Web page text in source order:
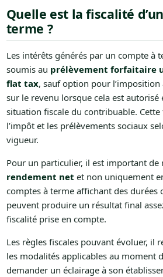
Quelle est la fiscalité
terme ?
Les intérêts générés par un compte à
soumis au prélèvement forfaitaire
flat tax, sauf option pour l’imposition
sur le revenu lorsque cela est
situation fiscale du contribuable.
l’impôt et les prélèvements sociaux
vigueur.
Pour un particulier, il est important de
rendement net et non uniquement
comptes à terme affichant des durées
peuvent produire un résultat final
fiscalité prise en compte.
Les règles fiscales pouvant évoluer, il
les modalités applicables au moment
demander un éclairage à son